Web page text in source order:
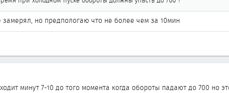
замерял, но предпологаю что не более чем за 10мин
минут 7-10 до того момента когда обороты падают до 700 но